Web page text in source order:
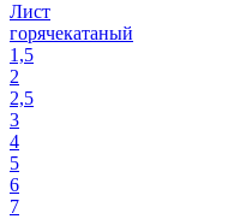
Лист
горячекатаный
1,5
2
2,5
3
4
5
6
7